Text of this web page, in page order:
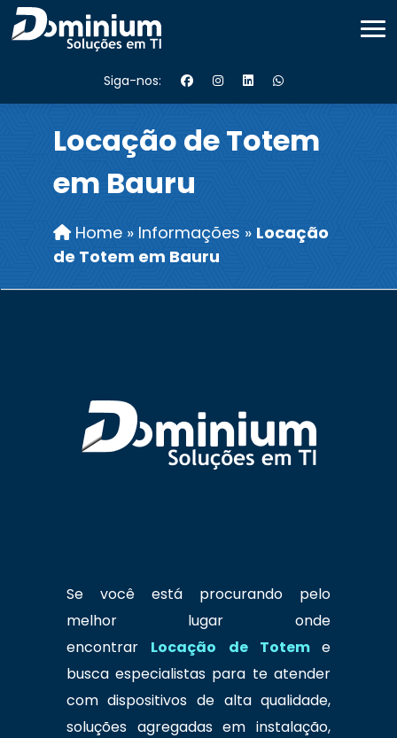
Siga-nos:
Locação de Totem
em Bauru
Home» Informações » Locação
de Totem em Bauru
Se você está procurando pelo
melhor lugar onde
encontrar Locação de Toteme
busca especialistas para te atender
com dispositivos de alta qualidade,
soluções agregadas em instalação,